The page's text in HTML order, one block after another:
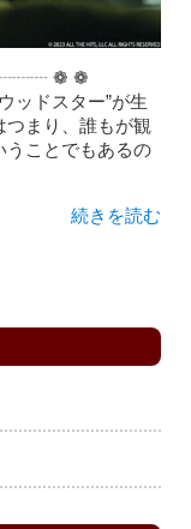
❁ ❁
ドスター”が生
つまり、誰もが観
うことでもあるの
続きを読む